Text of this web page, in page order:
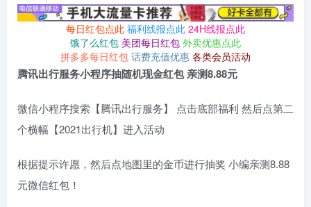
每日红包点此 福利线报点此 24H线报点此
饿了么红包 美团每日红包 外卖优惠点此
拼多多每日红包 话费充值优惠 各类会员活动
腾讯出行服务小程序抽随机现金红包 亲测8.88元
微信小程序搜索【腾讯出行服务】 点击底部福利 然后点第二
个横幅【2021出行机】进入活动
根据提示许愿，然后点地图里的金币进行抽奖 小编亲测8.88
元微信红包！